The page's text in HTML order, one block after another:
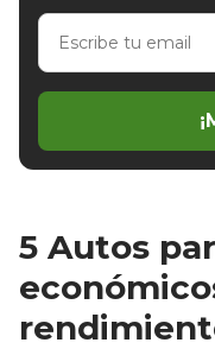
Escribe
email
5 Autos